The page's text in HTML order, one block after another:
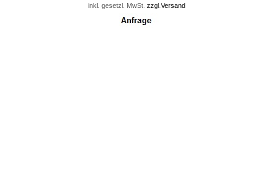
inkl. gesetzl. MwSt.zzgl.Versand